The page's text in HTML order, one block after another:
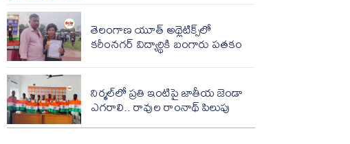
తెలంగాణ యూత్ అథ్లెటిక్స్‌లో
కరీంనగర్ విద్యార్థికి బంగారు పతకం
నిర్మల్‌లో ప్రతి ఇంటిపై జాతీయ జెండా
ఎగరాలి.. రావుల రాంనాథ్ పిలుపు